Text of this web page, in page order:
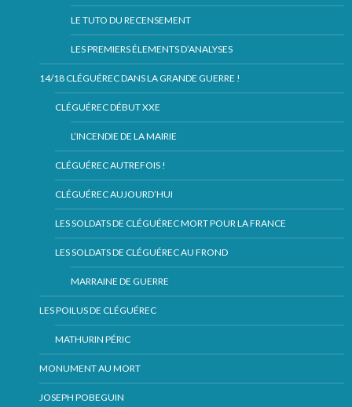
LE TUTO DU RECENSEMENT
LES PREMIERS ÉLEMENTS D’ANALYSES
14/18 CLÉGUÉREC DANS LA GRANDE GUERRE !
CLÉGUÉREC DÉBUT XXE
L’INCENDIE DE LA MAIRIE
CLÉGUÉREC AUTREFOIS !
CLÉGUÉREC AUJOURD’HUI
LES SOLDATS DE CLÉGUÉREC MORT POUR LA FRANCE
LES SOLDATS DE CLÉGUÉREC AU FROND
MARRAINE DE GUERRE
LES POILUS DE CLÉGUÉREC
MATHURIN PÉRIC
MONUMENT AU MORT
JOSEPH POBEGUIN